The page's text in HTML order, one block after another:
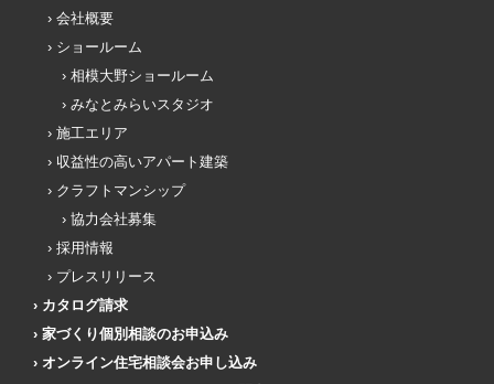
会社概要
ショールーム
相模大野ショールーム
みなとみらいスタジオ
施工エリア
収益性の高いアパート建築
クラフトマンシップ
協力会社募集
採用情報
プレスリリース
カタログ請求
家づくり個別相談のお申込み
オンライン住宅相談会お申し込み